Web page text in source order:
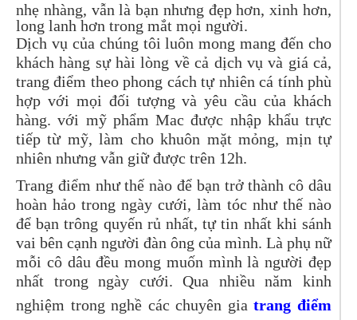
nhẹ nhàng, vẫn là bạn nhưng đẹp hơn, xinh hơn,
long lanh hơn trong mắt mọi người.
Dịch vụ của chúng tôi luôn mong mang đến cho
khách hàng sự hài lòng về cả dịch vụ và giá cả,
trang điểm theo phong cách tự nhiên cá tính phù
hợp với mọi đối tượng và yêu cầu của khách
hàng. với mỹ phẩm Mac được nhập khẩu trực
tiếp từ mỹ, làm cho khuôn mặt mỏng, mịn tự
nhiên nhưng vẫn giữ được trên 12h.
Trang điểm như thế nào để bạn trở thành cô dâu
hoàn hảo trong ngày cưới, làm tóc như thế nào
để bạn trông quyến rủ nhất, tự tin nhất khi sánh
vai bên cạnh người đàn ông của mình. Là phụ nữ
mỗi cô dâu đều mong muốn mình là người đẹp
nhất trong ngày cưới. Qua nhiều năm kinh
nghiệm trong nghề các chuyên gia trang điểm